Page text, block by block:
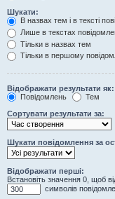
Шукати:
В назвах тем і в тексті
Лише в текстах
Тільки в назвах тем
Тільки в першому
Відображати результати як:
Повідомлень
Тем
Сортувати результати за:
Шукати повідомлення за
Відображати перші:
Встановіть значення 0, щоб
символів